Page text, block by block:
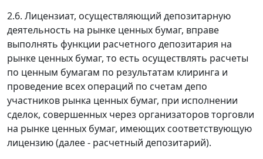
2.6. Лицензиат, осуществляющий депозитарную
деятельность на рынке ценных бумаг, вправе
выполнять функции расчетного депозитария на
рынке ценных бумаг, то есть осуществлять расчеты
по ценным бумагам по результатам клиринга и
проведение всех операций по счетам депо
участников рынка ценных бумаг, при исполнении
сделок, совершенных через организаторов торговли
на рынке ценных бумаг, имеющих соответствующую
лицензию (далее - расчетный депозитарий).